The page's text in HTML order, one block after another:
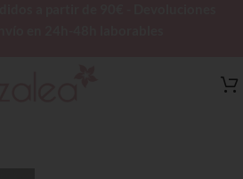
en 24h-48h laborables